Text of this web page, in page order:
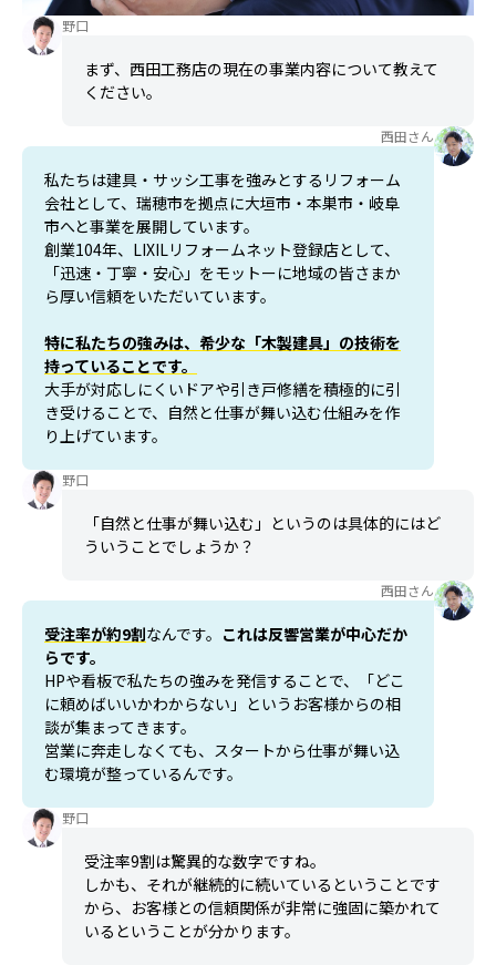
野口
まず、西田工務店の現在の事業内容について教えて
ください。
西田さん
私たちは建具・サッシ工事を強みとするリフォーム
会社として、瑞穂市を拠点に大垣市・本巣市・岐阜
市へと事業を展開しています。
創業104年、LIXILリフォームネット登録店として、
「迅速・丁寧・安心」をモットーに地域の皆さまか
ら厚い信頼をいただいています。
特に私たちの強みは、希少な「木製建具」の技術を
持っていることです。
大手が対応しにくいドアや引き戸修繕を積極的に引
き受けることで、自然と仕事が舞い込む仕組みを作
り上げています。
野口
「自然と仕事が舞い込む」というのは具体的にはど
ういうことでしょうか？
西田さん
受注率が約9割なんです。 これは反響営業が中心だか
らです。
HPや看板で私たちの強みを発信することで、「どこ
に頼めばいいかわからない」というお客様からの相
談が集まってきます。
営業に奔走しなくても、スタートから仕事が舞い込
む環境が整っているんです。
野口
受注率9割は驚異的な数字ですね。
しかも、それが継続的に続いているということです
から、お客様との信頼関係が非常に強固に築かれて
いるということが分かります。